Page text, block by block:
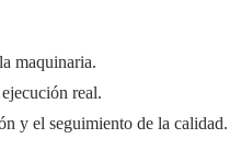
maquinaria.
real.
y el seguimiento de la calidad.